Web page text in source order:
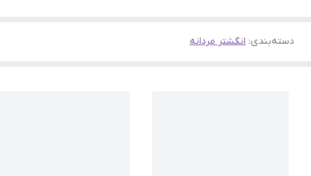
دسته‌بندی: انگشتر مردانه